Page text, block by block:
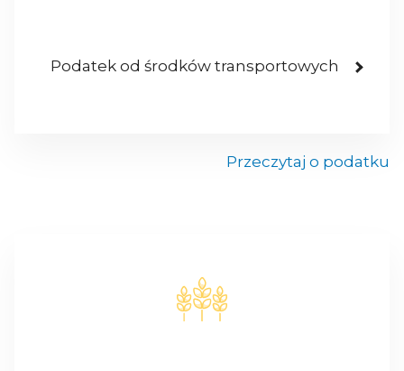
Podatek od środków transportowych
Przeczytaj o podatku